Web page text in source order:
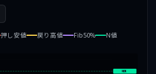
押し安値 戻り高値 Fib50%
N値
N値